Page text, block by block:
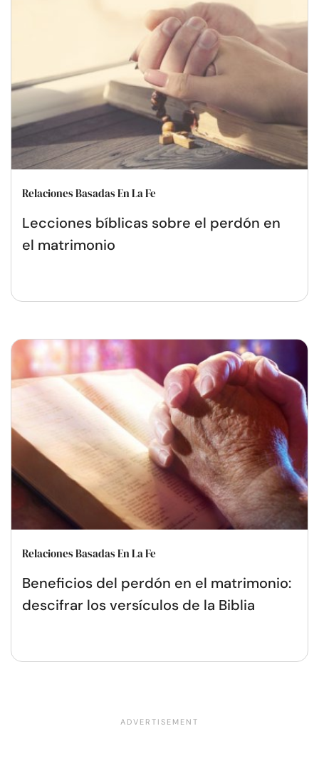
Relaciones Basadas En La Fe
Lecciones bíblicas sobre el perdón en
el matrimonio
Relaciones Basadas En La Fe
Beneficios del perdón en el matrimonio:
descifrar los versículos de la Biblia